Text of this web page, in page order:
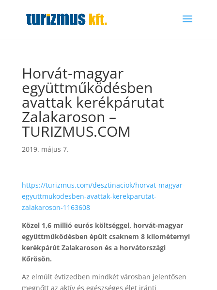
Horvát-magyar
együttműködésben
avattak kerékpárutat
Zalakaroson –
TURIZMUS.COM
2019. május 7.
https://turizmus.com/desztinaciok/horvat-magyar-
egyuttmukodesben-avattak-kerekparutat-
zalakaroson-1163608
Közel 1,6 millió eurós költséggel, horvát-magyar
együttműködésben épült csaknem 8 kilométernyi
kerékpárút Zalakaroson és a horvátországi
Kőrösön.
Az elmúlt évtizedben mindkét városban jelentősen
megnőtt az aktív és egészséges élet iránti